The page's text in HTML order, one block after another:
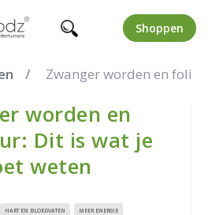
Shoppen
Zwanger worden en
worden en
Dit is wat je
weten
HART EN BLOEDVATEN MEER ENERGIE